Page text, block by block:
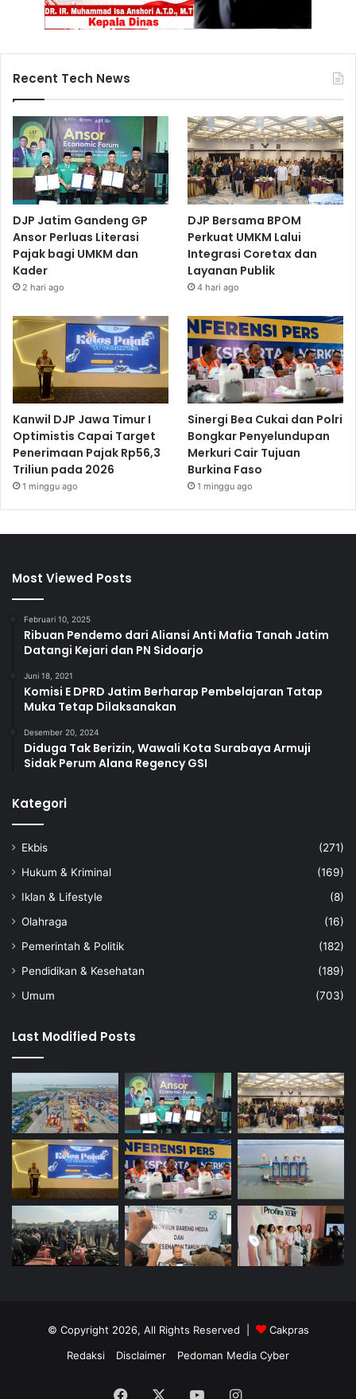
Recent Tech News
DJP Jatim Gandeng GP
Ansor Perluas Literasi
Pajak bagi UMKM dan
Kader
2 hari ago
DJP Bersama BPOM
Perkuat UMKM Lalui
Integrasi Coretax dan
Layanan Publik
4 hari ago
Kanwil DJP Jawa Timur I
Optimistis Capai Target
Penerimaan Pajak Rp56,3
Triliun pada 2026
1 minggu ago
Sinergi Bea Cukai dan Polri
Bongkar Penyelundupan
Merkuri Cair Tujuan
Burkina Faso
1 minggu ago
Most Viewed Posts
Februari 10, 2025
Ribuan Pendemo dari Aliansi Anti Mafia Tanah Jatim
Datangi Kejari dan PN Sidoarjo
Juni 18, 2021
Komisi E DPRD Jatim Berharap Pembelajaran Tatap
Muka Tetap Dilaksanakan
Desember 20, 2024
Diduga Tak Berizin, Wawali Kota Surabaya Armuji
Sidak Perum Alana Regency GSI
Kategori
Ekbis
(271)
Hukum & Kriminal
(169)
Iklan & Lifestyle
(8)
Olahraga
(16)
Pemerintah & Politik
(182)
Pendidikan & Kesehatan
(189)
Umum
(703)
Last Modified Posts
© Copyright 2026, All Rights Reserved |
Cakpras
Redaksi
Disclaimer Pedoman Media Cyber
Facebook YouTubeInstagram